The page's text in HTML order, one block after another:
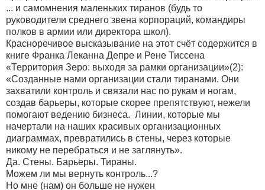
... и самомнения маленьких тиранов (будь то
руководители среднего звена корпораций, командиры
полков в армии или директора школ).
Красноречивое высказывание на этот счёт содержится в
книге Франка Леканна Депре и Рене Тиссена
«Территория Зеро: выходя за рамки организации»(2):
«Созданные нами организации стали тиранами. Они
захватили контроль и связали нас по рукам и ногам,
создав барьеры, которые скорее препятствуют, нежели
помогают ведению бизнеса. Линии, которые мы
начертали на наших красивых организационных
диаграммах, превратились в стены, через которые
никому не перебраться и не заглянуть».
Да. Стены. Барьеры. Тираны.
Можем ли мы вернуть контроль...?
Но мне (нам) он больше не нужен